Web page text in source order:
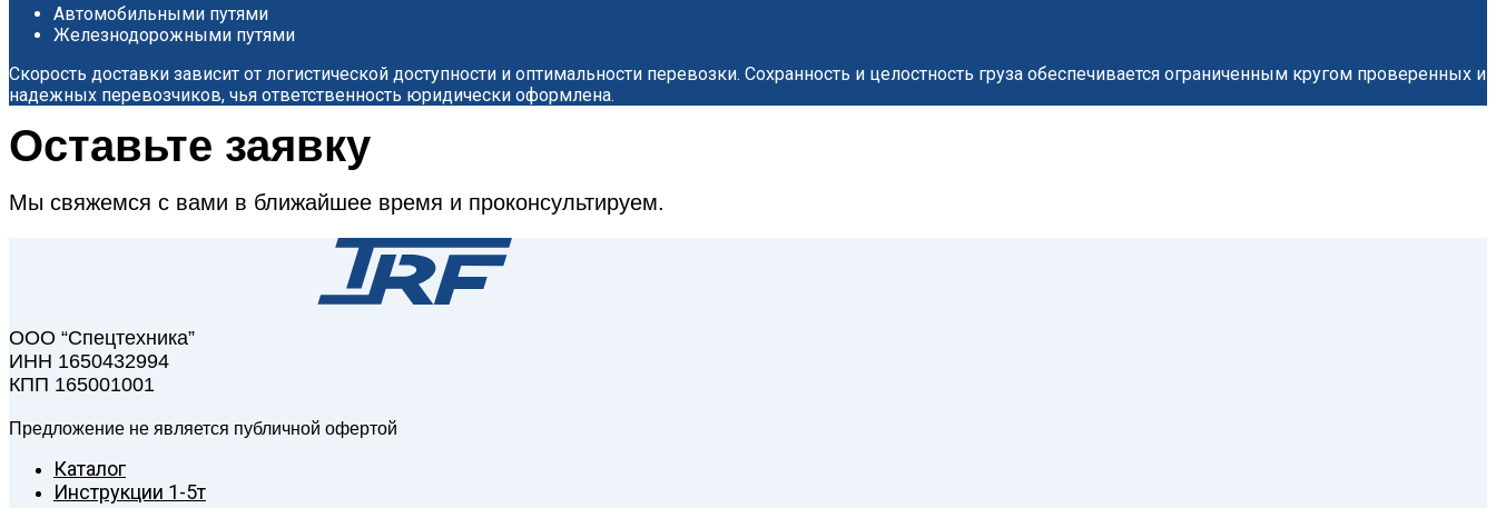
Автомобильными путями
Железнодорожными путями
Скорость доставки зависит от логистической доступности и оптимальности перевозки. Сохранность и целостность груза обеспечивается ограниченным кругом проверенных и
надежных перевозчиков, чья ответственность юридически оформлена.
Оставьте заявку
Мы свяжемся с вами в ближайшее время и проконсультируем.
ООО “Спецтехника”
ИНН 1650432994
КПП 165001001
Предложение не является публичной офертой
Каталог
Инструкции 1-5т